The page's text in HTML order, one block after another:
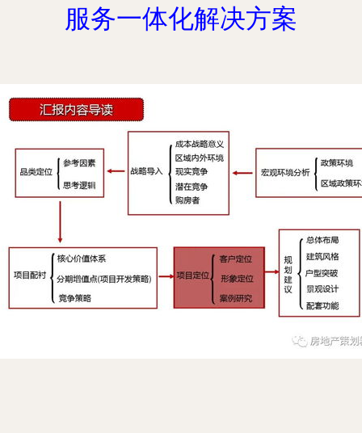
服务一体化解决方案